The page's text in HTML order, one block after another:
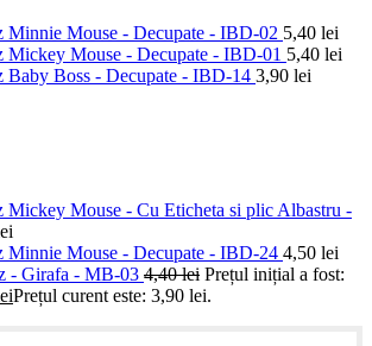
Minnie Mouse - Decupate - IBD-02 5,40 lei
Mickey Mouse - Decupate - IBD-01 5,40 lei
Baby Boss - Decupate - IBD-14 3,90 lei
Mickey Mouse - Cu Eticheta si plic Albastru -
Minnie Mouse - Decupate - IBD-24 4,50 lei
- Girafa - MB-03 4,40lei Prețul inițial a fost:
Prețul curent este: 3,90 lei.